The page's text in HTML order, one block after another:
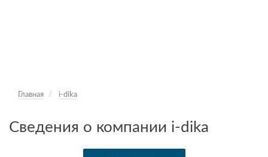
Главная i-dika
Сведения о компании i-dika